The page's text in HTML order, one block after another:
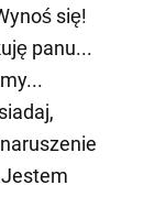
się!
panu...